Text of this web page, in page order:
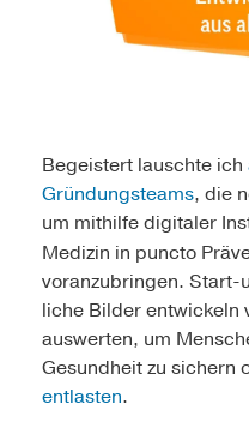
Begeistert lauschte ich
Gründungsteams, die
um mithilfe digitaler
Medizin in puncto
voranzubringen.
liche Bilder entwickeln
auswerten, um
Gesundheit zu sichern
entlasten.